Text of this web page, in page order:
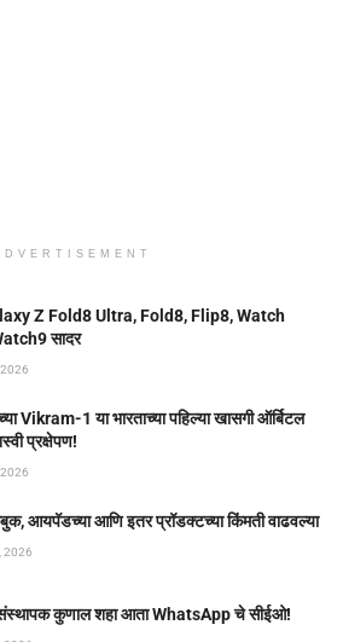
Z Fold8 Ultra, Fold8, Flip8, Watch
सादर
2026
Vikram-1 या भारताच्या पहिल्या खासगी ऑर्बिटल
प्रक्षेपण!
2026
आयपॅडच्या आणि इतर प्रॉडक्टच्या किंमती वाढवल्या
2026
कुणाल शहा आता WhatsApp चे सीईओ!